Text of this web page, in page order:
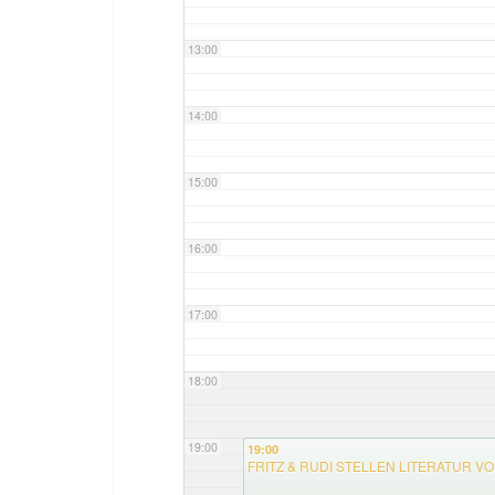
13:00
14:00
15:00
16:00
17:00
18:00
19:00 19:00
FRITZ & RUDI STELLEN LITERATUR